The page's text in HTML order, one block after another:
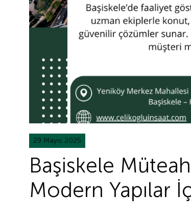
29 Mayıs 2025
Başiskele
Modern Yapılar